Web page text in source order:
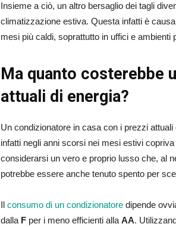
Insieme a ciò, un altro bersaglio dei tagli
climatizzazione estiva. Questa infatti è
mesi più caldi, soprattutto in uffici e ambienti
Ma quanto costerebbe
attuali di energia?
Un condizionatore in casa con i prezzi
infatti negli anni scorsi nei mesi estivi
considerarsi un vero e proprio lusso che, al
potrebbe essere anche tenuto spento per
Il consumo di un condizionatore dipende
dalla F per i meno efficienti alla AA.